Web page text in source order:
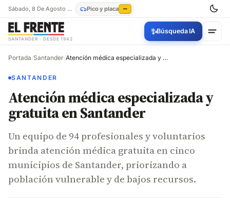
Sábado, 8 De Agosto De 2026 Pico y placa —
SANTANDER · DESDE 1942
✨Búsqueda IA
Portada/Santander/ Atención médica especializada y gratuita en Santander
SANTANDER
Atención médica especializada y
gratuita en Santander
Un equipo de 94 profesionales y voluntarios
brinda atención médica gratuita en cinco
municipios de Santander, priorizando a
población vulnerable y de bajos recursos.